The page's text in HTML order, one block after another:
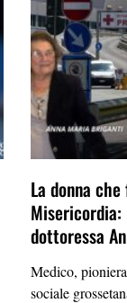
La donna
dottoressa
Medico,
sociale